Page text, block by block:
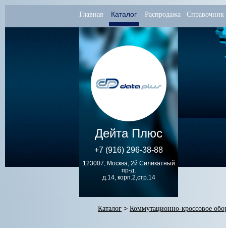
Главная Каталог Распродажа Справочник
Дейта Плюс
+7 (916) 296-38-88
123007, Москва, 2й Силикатный
пр-д,
д.14, корп.2,стр.14
Каталог > Коммутационно-кроссовое